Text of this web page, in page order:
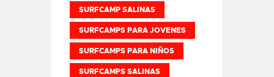
SURFCAMP SALINAS
SURFCAMPS PARA JOVENES
SURFCAMPS PARA NIÑOS
SURFCAMPS SALINAS